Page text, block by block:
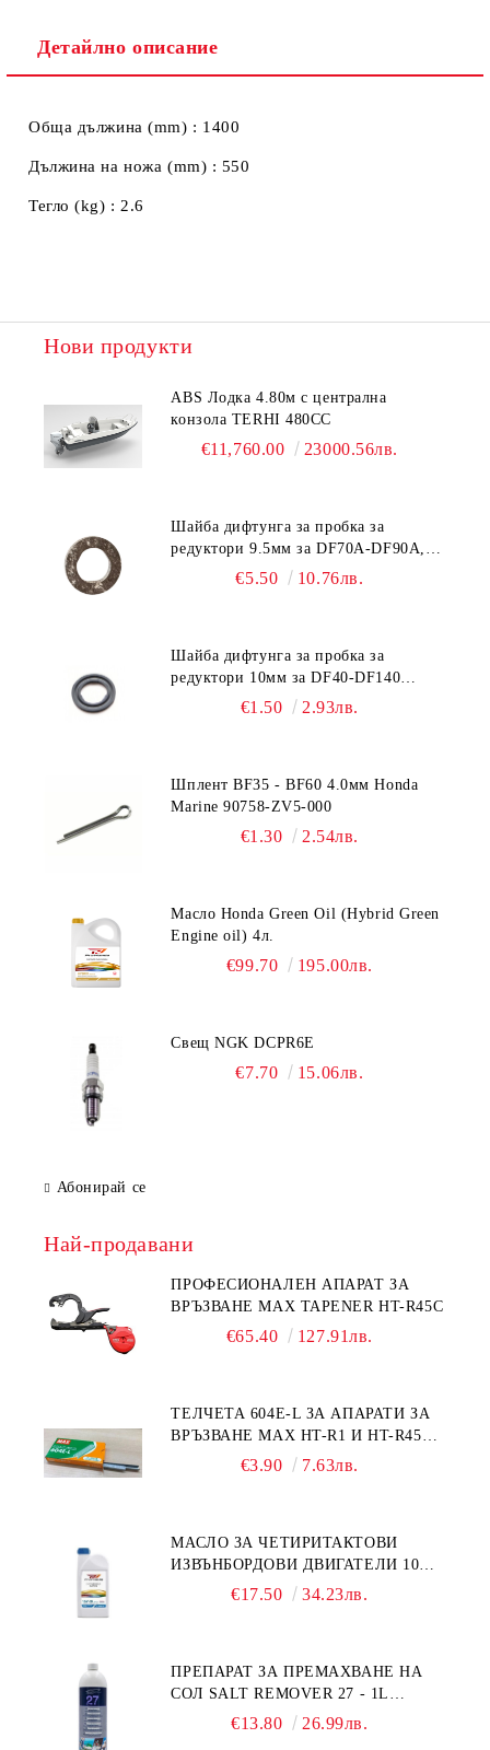
Детайлно описание
Обща дължина (mm) : 1400
Дължина на ножа (mm) : 550
Тегло (kg) : 2.6
Нови продукти
ABS Лодка 4.80м с централна
конзола TERHI 480CC
€11,760.00 23000.56лв.
Шайба дифтунга за пробка за
редуктори 9.5мм за DF70A-DF90A,
DF150-DF350 Suzuki 09168-10038
€5.50 10.76лв.
Шайба дифтунга за пробка за
редуктори 10мм за DF40-DF140
Suzuki 09168-10022
€1.50 2.93лв.
Шплент BF35 - BF60 4.0мм Honda
Marine 90758-ZV5-000
€1.30 2.54лв.
Масло Honda Green Oil (Hybrid Green
Engine oil) 4л.
€99.70 195.00лв.
Свещ NGK DCPR6E
€7.70 15.06лв.
Абонирай се
Най-продавани
ПРОФЕСИОНАЛЕН АПАРАТ ЗА
ВРЪЗВАНЕ MAX TAPENER HT-R45C
€65.40 127.91лв.
ТЕЛЧЕТА 604E-L ЗА АПАРАТИ ЗА
ВРЪЗВАНЕ MAX HT-R1 И HT-R45C
€3.90 7.63лв.
МАСЛО ЗА ЧЕТИРИТАКТОВИ
ИЗВЪНБОРДОВИ ДВИГАТЕЛИ 10W-
30 HONDA MARINE 08221-999-
€17.50 34.23лв.
ПРЕПАРАТ ЗА ПРЕМАХВАНЕ НА
СОЛ SALT REMOVER 27 - 1L
NAUTIC CLEAN
€13.80 26.99лв.